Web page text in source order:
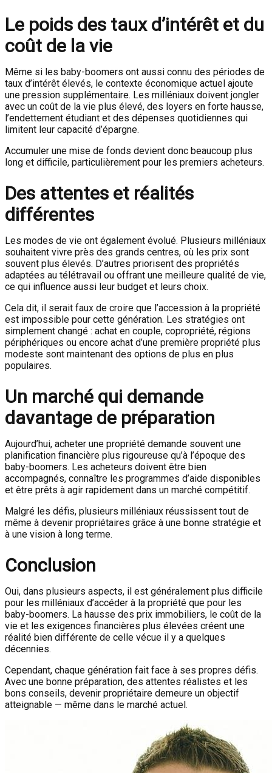
Le poids des taux d’intérêt et du
coût de la vie
Même si les baby-boomers ont aussi connu des périodes de
taux d’intérêt élevés, le contexte économique actuel ajoute
une pression supplémentaire. Les milléniaux doivent jongler
avec un coût de la vie plus élevé, des loyers en forte hausse,
l’endettement étudiant et des dépenses quotidiennes qui
limitent leur capacité d’épargne.
Accumuler une mise de fonds devient donc beaucoup plus
long et difficile, particulièrement pour les premiers acheteurs.
Des attentes et réalités
différentes
Les modes de vie ont également évolué. Plusieurs milléniaux
souhaitent vivre près des grands centres, où les prix sont
souvent plus élevés. D’autres priorisent des propriétés
adaptées au télétravail ou offrant une meilleure qualité de vie,
ce qui influence aussi leur budget et leurs choix.
Cela dit, il serait faux de croire que l’accession à la propriété
est impossible pour cette génération. Les stratégies ont
simplement changé : achat en couple, copropriété, régions
périphériques ou encore achat d’une première propriété plus
modeste sont maintenant des options de plus en plus
populaires.
Un marché qui demande
davantage de préparation
Aujourd’hui, acheter une propriété demande souvent une
planification financière plus rigoureuse qu’à l’époque des
baby-boomers. Les acheteurs doivent être bien
accompagnés, connaître les programmes d’aide disponibles
et être prêts à agir rapidement dans un marché compétitif.
Malgré les défis, plusieurs milléniaux réussissent tout de
même à devenir propriétaires grâce à une bonne stratégie et
à une vision à long terme.
Conclusion
Oui, dans plusieurs aspects, il est généralement plus difficile
pour les milléniaux d’accéder à la propriété que pour les
baby-boomers. La hausse des prix immobiliers, le coût de la
vie et les exigences financières plus élevées créent une
réalité bien différente de celle vécue il y a quelques
décennies.
Cependant, chaque génération fait face à ses propres défis.
Avec une bonne préparation, des attentes réalistes et les
bons conseils, devenir propriétaire demeure un objectif
atteignable — même dans le marché actuel.